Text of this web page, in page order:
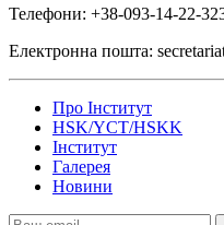
Телефони: +38-093-14-22-
Електронна пошта:
Про Інститут
HSK/YCT/HSKK
Інститут
Галерея
Новини